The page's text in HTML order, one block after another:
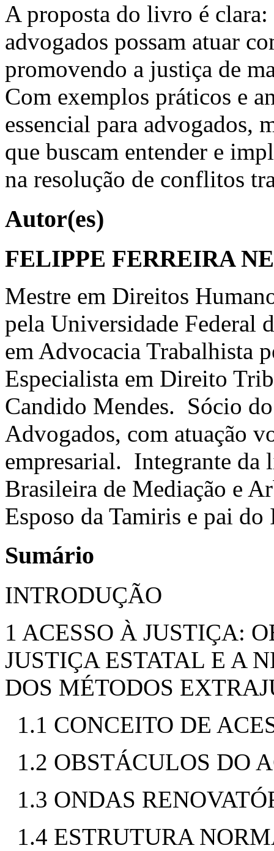
A proposta do livro é
advogados possam atuar
promovendo a justiça de
Com exemplos práticos e
essencial para advogados,
que buscam entender e
na resolução de conflitos
Autor(es)
FELIPPE FERREIRA
Mestre em Direitos
pela Universidade Federal
em Advocacia Trabalhista
Especialista em Direito
Candido Mendes. Sócio
Advogados, com atuação
empresarial. Integrante da
Brasileira de Mediação e
Esposo da Tamiris e pai
Sumário
INTRODUÇÃO
1 ACESSO À JUSTIÇA:
JUSTIÇA ESTATAL E A
DOS MÉTODOS
1.1 CONCEITO DE
1.2 OBSTÁCULOS DO
1.3 ONDAS
1.4 ESTRUTURA